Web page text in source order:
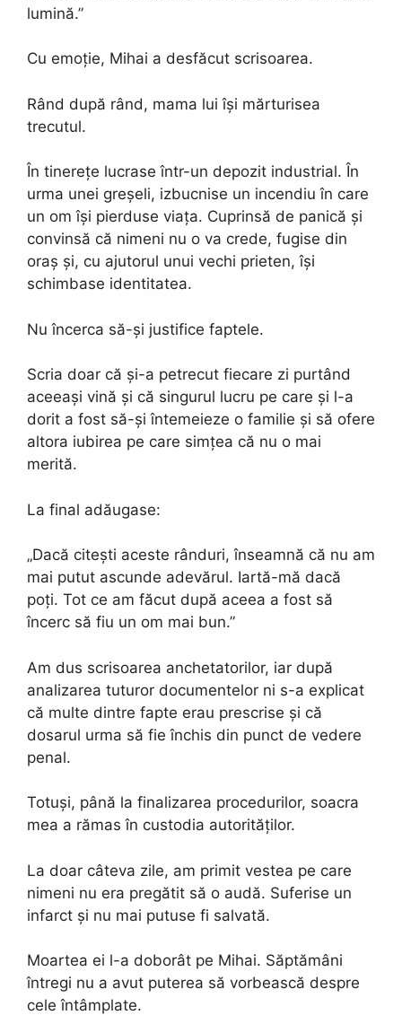
lumină.”
Cu emoție, Mihai a desfăcut scrisoarea.
Rând după rând, mama lui își mărturisea
trecutul.
În tinerețe lucrase într-un depozit industrial. În
urma unei greșeli, izbucnise un incendiu în care
un om își pierduse viața. Cuprinsă de panică și
convinsă că nimeni nu o va crede, fugise din
oraș și, cu ajutorul unui vechi prieten, își
schimbase identitatea.
Nu încerca să-și justifice faptele.
Scria doar că și-a petrecut fiecare zi purtând
aceeași vină și că singurul lucru pe care și l-a
dorit a fost să-și întemeieze o familie și să ofere
altora iubirea pe care simțea că nu o mai
merită.
La final adăugase:
„Dacă citești aceste rânduri, înseamnă că nu am
mai putut ascunde adevărul. Iartă-mă dacă
poți. Tot ce am făcut după aceea a fost să
încerc să fiu un om mai bun.”
Am dus scrisoarea anchetatorilor, iar după
analizarea tuturor documentelor ni s-a explicat
că multe dintre fapte erau prescrise și că
dosarul urma să fie închis din punct de vedere
penal.
Totuși, până la finalizarea procedurilor, soacra
mea a rămas în custodia autorităților.
La doar câteva zile, am primit vestea pe care
nimeni nu era pregătit să o audă. Suferise un
infarct și nu mai putuse fi salvată.
Moartea ei l-a doborât pe Mihai. Săptămâni
întregi nu a avut puterea să vorbească despre
cele întâmplate.